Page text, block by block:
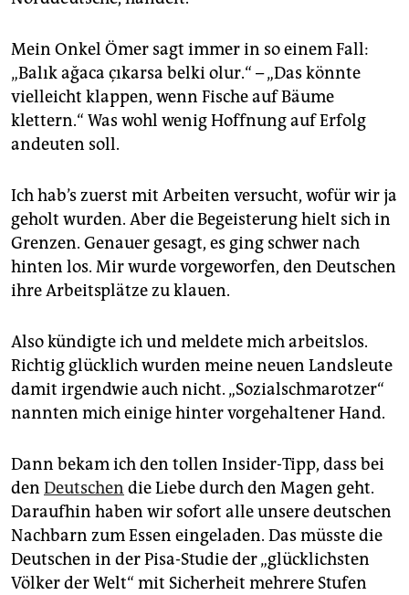
Mein Onkel Ömer sagt immer in so einem Fall:
„Balık ağaca çıkarsa belki olur.“ – „Das könnte
vielleicht klappen, wenn Fische auf Bäume
klettern.“ Was wohl wenig Hoffnung auf Erfolg
andeuten soll.
Ich hab’s zuerst mit Arbeiten versucht, wofür wir ja
geholt wurden. Aber die Begeisterung hielt sich in
Grenzen. Genauer gesagt, es ging schwer nach
hinten los. Mir wurde vorgeworfen, den Deutschen
ihre Arbeitsplätze zu klauen.
Also kündigte ich und meldete mich arbeitslos.
Richtig glücklich wurden meine neuen Landsleute
damit irgendwie auch nicht. „Sozialschmarotzer“
nannten mich einige hinter vorgehaltener Hand.
Dann bekam ich den tollen Insider-Tipp, dass bei
den Deutschen die Liebe durch den Magen geht.
Daraufhin haben wir sofort alle unsere deutschen
Nachbarn zum Essen eingeladen. Das müsste die
Deutschen in der Pisa-Studie der „glücklichsten
Völker der Welt“ mit Sicherheit mehrere Stufen